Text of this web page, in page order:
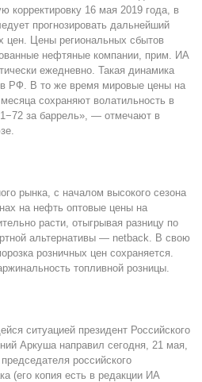
корректировку 16 мая 2019 года, в
прогнозировать дальнейший
цен. Цены региональных сбытов
нефтяные компании, прим. ИА
ежедневно. Такая динамика
РФ. В то же время мировые цены на
сохраняют волатильность в
за баррель», — отмечают в
рынка, с началом высокого сезона
на нефть оптовые цены на
расти, отыгрывая разницу по
альтернативы — netback. В свою
розничных цен сохраняется.
топливной розницы.
ситуацией президент Российского
Аркуша направил сегодня, 21 мая,
российского
(его копия есть в редакции ИА